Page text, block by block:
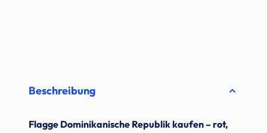
Beschreibung
Flagge Dominikanische Republik kaufen – rot,